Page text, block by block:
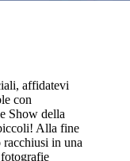
affidatevi
con
Show della
Alla fine
racchiusi in una